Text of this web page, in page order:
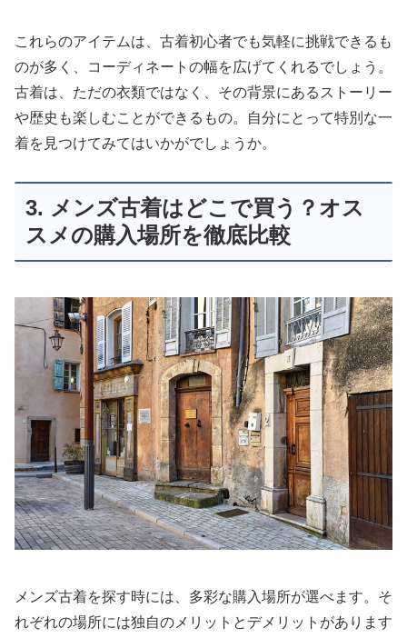
これらのアイテムは、古着初心者でも気軽に挑戦できるも
のが多く、コーディネートの幅を広げてくれるでしょう。
古着は、ただの衣類ではなく、その背景にあるストーリー
や歴史も楽しむことができるもの。自分にとって特別な一
着を見つけてみてはいかがでしょうか。
3. メンズ古着はどこで買う？オス
スメの購入場所を徹底比較
メンズ古着を探す時には、多彩な購入場所が選べます。そ
れぞれの場所には独自のメリットとデメリットがあります